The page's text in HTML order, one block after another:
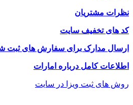
نظرات مشتریان
کد های تخفیف سایت
ارسال مدارک برای سفارش های ثبت
اطلاعات کامل درباره امارات
روش های ثبت ویزا در سایت